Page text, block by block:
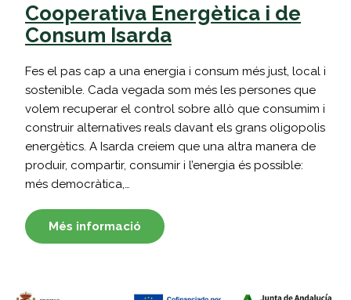
Cooperativa Energètica i de
Consum Isarda
Fes el pas cap a una energia i consum més just, local i
sostenible. Cada vegada som més les persones que
volem recuperar el control sobre allò que consumim i
construir alternatives reals davant els grans oligopolis
energètics. A Isarda creiem que una altra manera de
produir, compartir, consumir i l’energia és possible:
més democràtica,…
Més informació